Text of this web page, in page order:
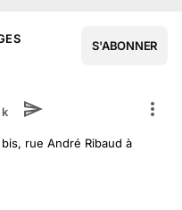
S'ABONNER
rue André Ribaud à